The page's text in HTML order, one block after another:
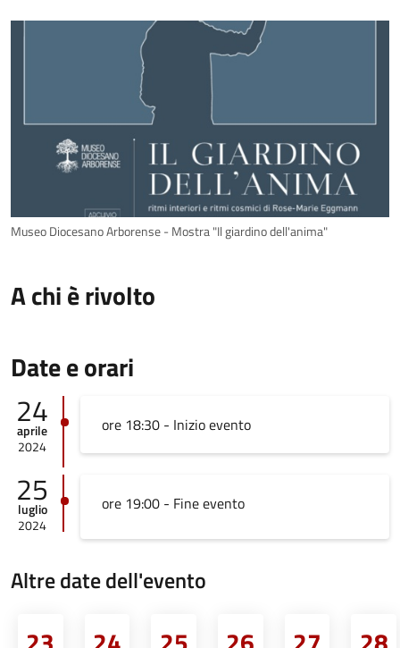
Museo Diocesano Arborense - Mostra "Il giardino dell'anima"
A chi è rivolto
Date e orari
24
aprile
2024
ore 18:30 - Inizio evento
25
luglio
2024
ore 19:00 - Fine evento
Altre date dell'evento